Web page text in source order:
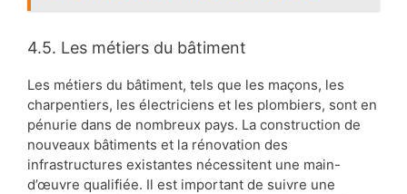
4.5. Les métiers du bâtiment
Les métiers du bâtiment, tels que les maçons, les
charpentiers, les électriciens et les plombiers, sont en
pénurie dans de nombreux pays. La construction de
nouveaux bâtiments et la rénovation des
infrastructures existantes nécessitent une main-
d’œuvre qualifiée. Il est important de suivre une